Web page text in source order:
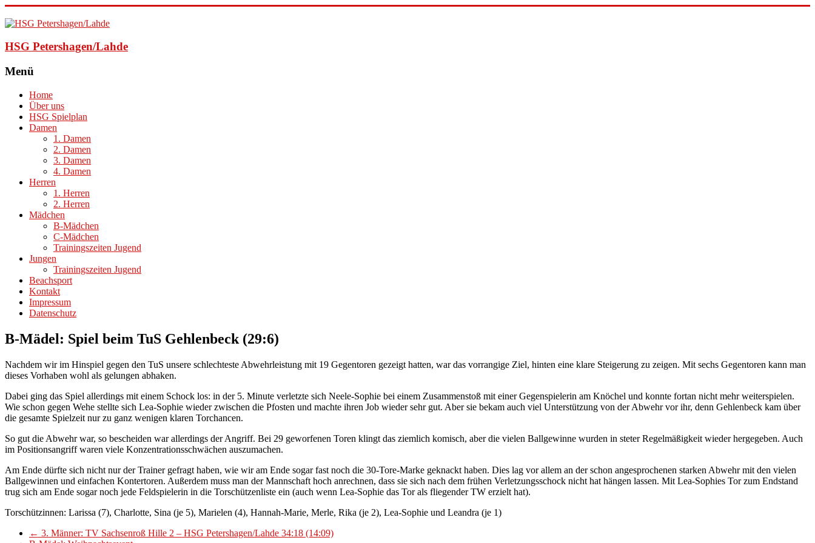
HSG Petershagen/Lahde
Menü
Home
Über uns
HSG Spielplan
Damen
1. Damen
2. Damen
3. Damen
4. Damen
Herren
1. Herren
2. Herren
Mädchen
B-Mädchen
C-Mädchen
Trainingszeiten Jugend
Jungen
Trainingszeiten Jugend
Beachsport
Kontakt
Impressum
Datenschutz
B-Mädel: Spiel beim TuS Gehlenbeck (29:6)
Nachdem wir im Hinspiel gegen den TuS unsere schlechteste Abwehrleistung mit 19 Gegentoren gezeigt hatten, war das vorrangige Ziel, hinten eine klare Steigerung zu zeigen. Mit sechs Gegentoren kann man
dieses Vorhaben wohl als gelungen abhaken.
Dabei ging das Spiel allerdings mit einem Schock los: in der 5. Minute verletzte sich Neele-Sophie bei einem Zusammenstoß mit einer Gegenspielerin am Knöchel und konnte fortan nicht mehr weiterspielen.
Wie schon gegen Wehe stellte sich Lea-Sophie wieder zwischen die Pfosten und machte ihren Job wieder sehr gut. Aber sie bekam auch viel Unterstützung von der Abwehr vor ihr, denn Gehlenbeck kam über
die gesamte Spielzeit nur zu ganz wenigen klaren Torchancen.
So gut die Abwehr war, so bescheiden war allerdings der Angriff. Bei 29 geworfenen Toren klingt das ziemlich komisch, aber die vielen Ballgewinne wurden in steter Regelmäßigkeit wieder hergegeben. Auch
im Positionsangriff waren viele Konzentrationsschwächen auszumachen.
Am Ende dürfte sich nicht nur der Trainer gefragt haben, wie wir am Ende sogar fast noch die 30-Tore-Marke geknackt haben. Dies lag vor allem an der schon angesprochenen starken Abwehr mit den vielen
Ballgewinnen und einfachen Kontertoren. Außerdem muss man der Mannschaft hoch anrechnen, dass sie sich nach dem frühen Verletzungsschock nicht hat hängen lassen. Mit Lea-Sophies Tor zum Endstand
trug sich am Ende sogar noch jede Feldspielerin in die Torschützenliste ein (auch wenn Lea-Sophie das Tor als fliegender TW erzielt hat).
Torschützinnen: Larissa (7), Charlotte, Sina (je 5), Marielen (4), Hannah-Marie, Merle, Rika (je 2), Lea-Sophie und Leandra (je 1)
← 3. Männer: TV Sachsenroß Hille 2 – HSG Petershagen/Lahde 34:18 (14:09)